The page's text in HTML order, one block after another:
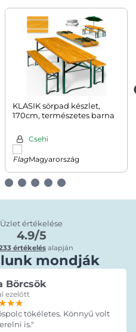
KLASIK sörpad készlet,
170cm, természetes barna
Csehi
Magyarország
Üzlet értékelése
4.9/5
értékelésalapján
mondják
Börcsök
ezelőtt
tökéletes. Könnyű volt
is."